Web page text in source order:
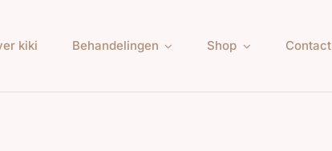
kiki Behandelingen Shop Contact